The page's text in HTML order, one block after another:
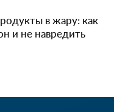
в жару: как
и не навредить